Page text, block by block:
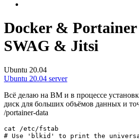
Docker &
SWAG & Jitsi
Ubuntu 20.04
Ubuntu 20.04 server
Всё делаю на ВМ и в процессе
диск для больших объёмов данных и
/portainer-data
cat /etc/fstab
# Use 'blkid' to print the